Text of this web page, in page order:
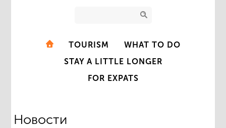
TOURISM
WHAT TO DO
STAY A LITTLE LONGER
FOR EXPATS
Новости